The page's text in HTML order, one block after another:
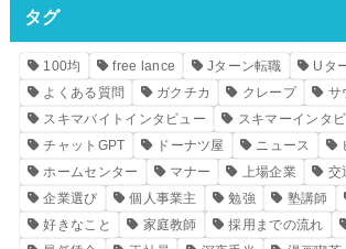
タグ
100均 free lance Jターン転職
Uタ
よくある質問
ガクチカ クレープ
サ
スキマバイトインタビュー
スキマーインタ
チャットGPT
ドーナツ屋 ニュース
ホームセンター
マナー 上場企業 交
企業選び
個人事業主 勉強 塾講師
好きなこと
家庭教師 採用までの流れ